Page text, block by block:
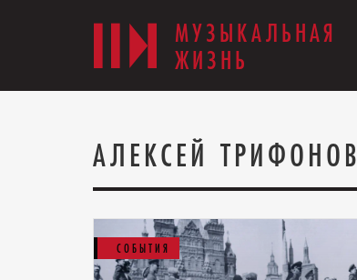
МУЗЫКАЛЬНАЯ
ЖИЗНЬ
АЛЕКСЕЙ ТРИФОНОВ
СОБЫТИЯ